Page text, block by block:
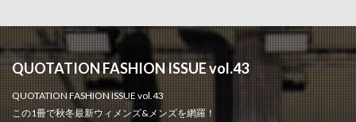
QUOTATION FASHION ISSUE vol.43
QUOTATION FASHION ISSUE vol.43
この1冊で秋冬最新ウィメンズ&メンズを網羅！